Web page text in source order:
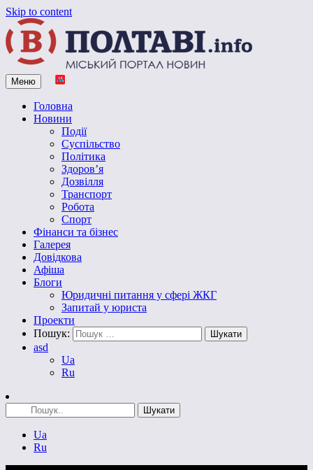
Skip to content
Vpoltave.info
Полтавський портал новин
Меню
Головна
Новини
Події
Суспільство
Політика
Здоров’я
Дозвілля
Транспорт
Робота
Спорт
Фінанси та бізнес
Галерея
Довідкова
Афіша
Блоги
Юридичні питання у сфері ЖКГ
Запитай у юриста
Проекти
Пошук:
asd
Ua
Ru
Ua
Ru